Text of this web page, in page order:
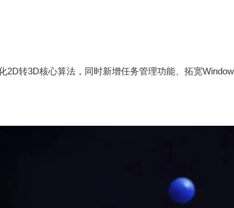
转3D核心算法，同时新增任务管理功能、拓宽